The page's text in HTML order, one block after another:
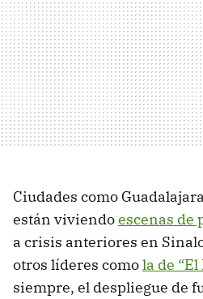
Ciudades como
están viviendoescenas de
a crisis anteriores en
otros líderes comola de “El
siempre, el despliegue de